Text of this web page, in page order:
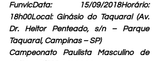
FunvicData: 15/09/2018Horário:
18h00Local: Ginásio do Taquaral (Av.
Dr. Heitor Penteado, s/n – Parque
Taquaral, Campinas – SP)
Campeonato Paulista Masculino de